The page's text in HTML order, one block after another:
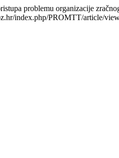
problemu organizacije
index.php/PROMTT/article/